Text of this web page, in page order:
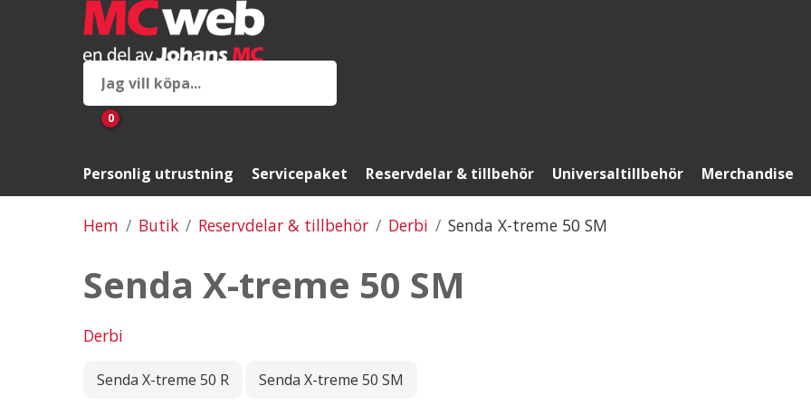
0
Personlig utrustning Servicepaket Reservdelar & tillbehör Universaltillbehör Merchandise
Hem Butik Reservdelar & tillbehör Derbi Senda X-treme 50 SM
Senda X-treme 50 SM
Derbi
Senda X-treme 50 R Senda X-treme 50 SM